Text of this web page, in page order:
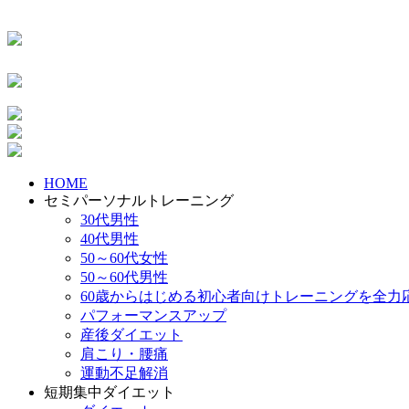
HOME
セミパーソナルトレーニング
30代男性
40代男性
50～60代女性
50～60代男性
60歳からはじめる初心者向けトレーニングを全力
パフォーマンスアップ
産後ダイエット
肩こり・腰痛
運動不足解消
短期集中ダイエット